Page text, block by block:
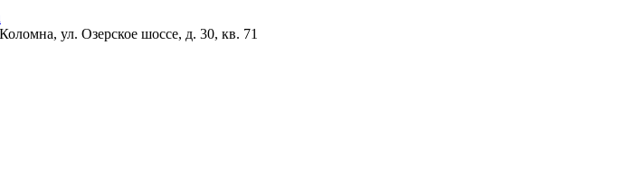
ул. Озерское шоссе, д. 30, кв. 71